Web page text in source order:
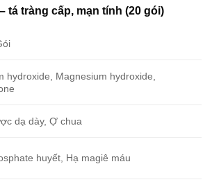
tá tràng cấp, mạn tính (20 gói)
hydroxide, Magnesium hydroxide,
dạ dày, Ợ chua
huyết, Hạ magiê máu